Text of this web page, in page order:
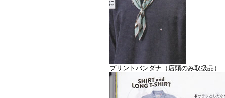
プリントバンダナ（店頭のみ取扱品）